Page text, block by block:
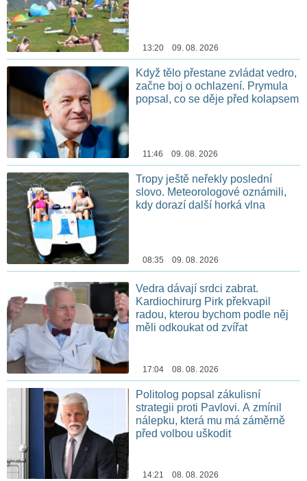
13:20 09. 08. 2026
Když tělo přestane zvládat vedro,
začne boj o ochlazení. Prymula
popsal, co se děje před kolapsem
11:46 09. 08. 2026
Tropy ještě neřekly poslední
slovo. Meteorologové oznámili,
kdy dorazí další horká vlna
08:35 09. 08. 2026
Vedra dávají srdci zabrat.
Kardiochirurg Pirk překvapil
radou, kterou bychom podle něj
měli odkoukat od zvířat
17:04 08. 08. 2026
Politolog popsal zákulisní
strategii proti Pavlovi. A zmínil
nálepku, která mu má záměrně
před volbou uškodit
14:21 08. 08. 2026